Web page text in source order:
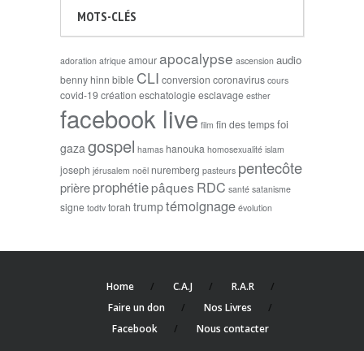
MOTS-CLÉS
adoration afrique amourapocalypse ascension audio
benny hinn bible CLI conversion coronavirus cours
covid-19création eschatologieesclavage esther
facebook live film fin des tempsfoi
gaza gospel hamas hanouka homosexualité islam
joseph jérusalem noël nuremberg pasteurs pentecôte
prièreprophétiepâques RDC santé satanisme
signe todtv torah trumptémoignage évolution
Home C.A.J
R.A.R
Faire un don
Nos Livres
Facebook
Nous contacter